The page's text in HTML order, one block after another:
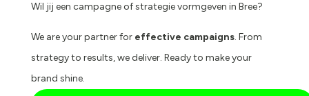
Wil jij een campagne of strategie vormgeven in Bree?
We are your partner for effective campaigns. From
strategy to results, we deliver. Ready to make your
brand shine.